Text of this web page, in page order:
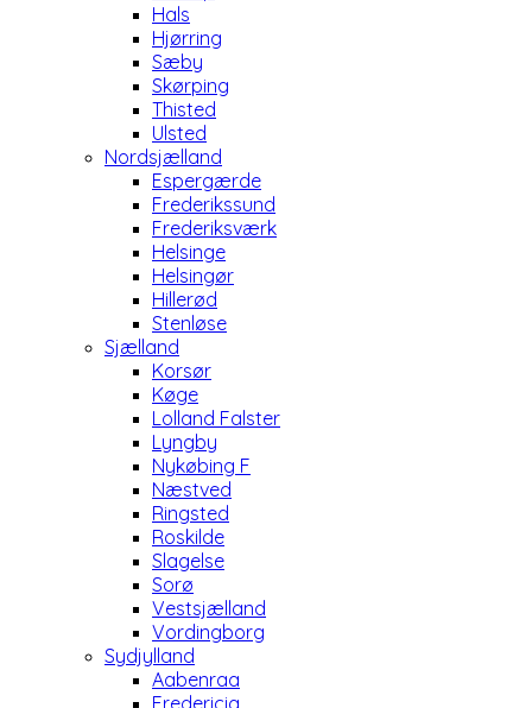
Hals
Hjørring
Sæby
Skørping
Thisted
Ulsted
Nordsjælland
Espergærde
Frederikssund
Frederiksværk
Helsinge
Helsingør
Hillerød
Stenløse
Sjælland
Korsør
Køge
Lolland Falster
Lyngby
Nykøbing F
Næstved
Ringsted
Roskilde
Slagelse
Sorø
Vestsjælland
Vordingborg
Sydjylland
Aabenraa
Fredericia